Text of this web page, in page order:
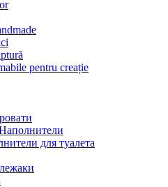
pentru creație
для туалета